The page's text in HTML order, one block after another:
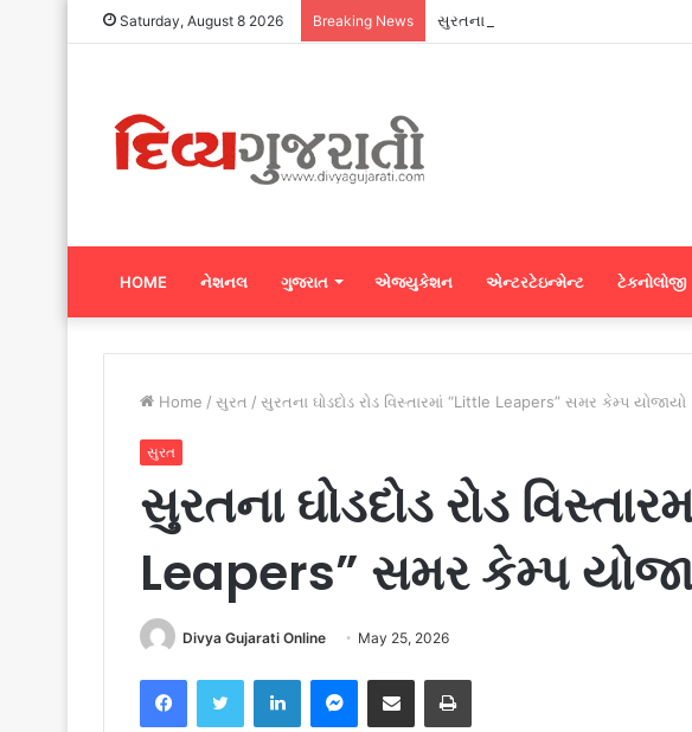
Saturday, August 8 2026 Breaking News સુરતના ગ્રે કાપડના મેન્યુફેક્ચરર્સ
HOME નેશનલ ગુજરાત એજ્યુકેશન એન્ટરટેઇન્મેન્ટ ટેકનોલોજી
Home / સુરત / સુરતના ઘોડદોડ રોડ વિસ્તારમાં “Little Leapers” સમર કેમ્પ યોજાયો
સુરત
સુરતના ઘોડદોડ રોડ
Leapers” સમર કેમ્પ
Divya Gujarati Online May 25, 2026
FacebookTwitter LinkedInMessenger
Share via Email Print